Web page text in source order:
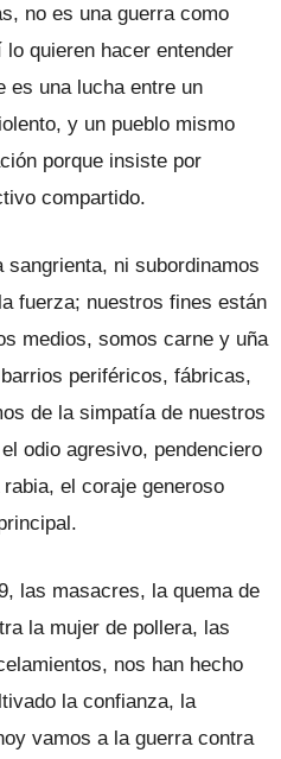
no es una guerra como
quieren hacer entender
es una lucha entre un
y un pueblo mismo
porque insiste por
compartido.
sangrienta, ni subordinamos
fuerza; nuestros fines están
medios, somos carne y uña
periféricos, fábricas,
de la simpatía de nuestros
odio agresivo, pendenciero
el coraje generoso
las masacres, la quema de
la mujer de pollera, las
nos han hecho
la confianza, la
vamos a la guerra contra